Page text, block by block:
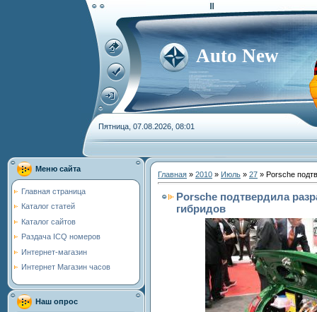
Auto New
Пятница, 07.08.2026, 08:01
Меню сайта
Главная страница
Каталог статей
Каталог сайтов
Раздача ICQ номеров
Интернет-магазин
Интернет Магазин часов
Наш опрос
Главная » 2010 » Июль » 27 » Porsche
Porsche подтвердила
гибридов